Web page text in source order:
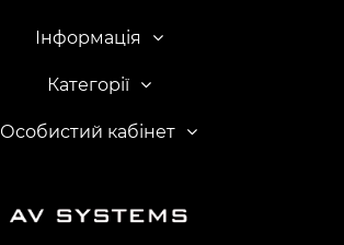
Інформація
Категорії
Особистий кабінет